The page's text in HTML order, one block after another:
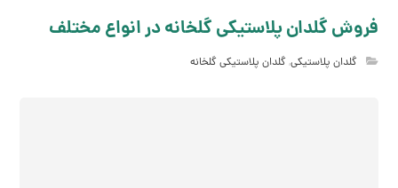
فروش گلدان پلاستیکی گلخانه در انواع مختلف
گلدان پلاستیکی,گلدان پلاستیکی گلخانه